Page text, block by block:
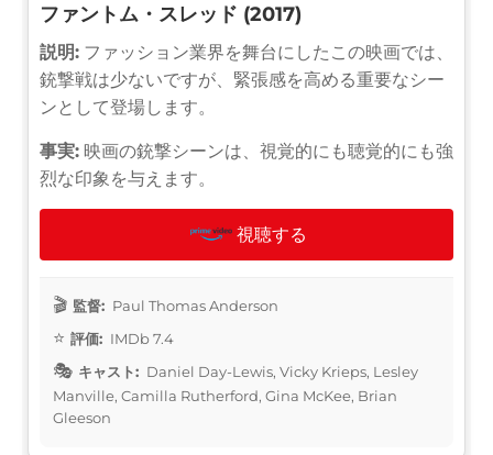
ファントム・スレッド (2017)
説明: ファッション業界を舞台にしたこの映画では、
銃撃戦は少ないですが、緊張感を高める重要なシー
ンとして登場します。
事実: 映画の銃撃シーンは、視覚的にも聴覚的にも強
烈な印象を与えます。
視聴する
監督: Paul Thomas Anderson
評価: IMDb 7.4
キャスト: Daniel Day-Lewis, Vicky Krieps, Lesley
Manville, Camilla Rutherford, Gina McKee, Brian
Gleeson